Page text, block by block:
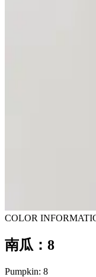
COLOR
南瓜：8
Pumpkin: 8